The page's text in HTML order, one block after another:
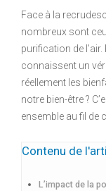
Face à la
nombreux sont
purification de
connaissent un
réellement les
notre bien-être ?
ensemble au fil de
Contenu de
L’impact de la